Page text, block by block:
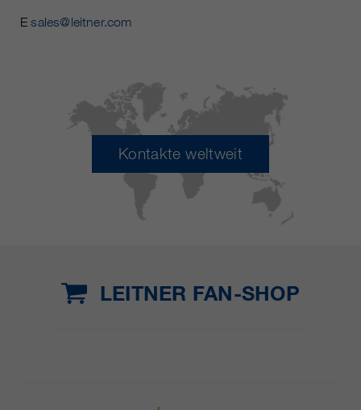
Esales@leitner.com
Kontakte weltweit
LEITNER FAN-SHOP